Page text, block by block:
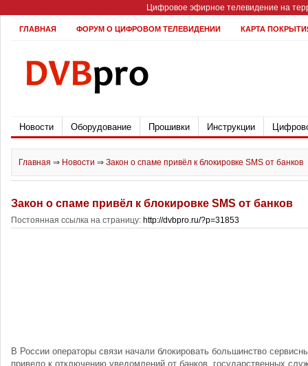
Цифровое эфирное телевидение на
ГЛАВНАЯ ФОРУМ О ЦИФРОВОМ ТЕЛЕВИДЕНИИ КАРТА
Новости Оборудование Прошивки Инструкции
Главная ⇒ Новости ⇒ Закон о спаме привёл к блокировке SMS от банков
Закон о спаме привёл к блокировке SMS от банков
Постоянная ссылка на страницу: http://dvbpro.ru/?p=31853
В России операторы связи начали блокировать большинство
привело к отключению уведомлений от банков, государственных